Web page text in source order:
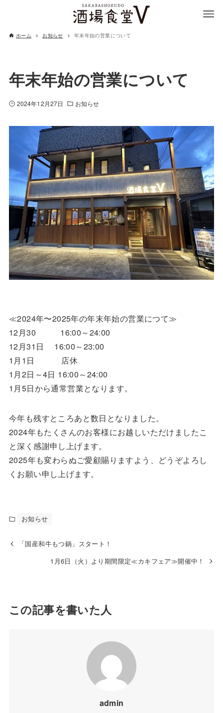
ホーム お知らせ 年末年始の営業について
年末年始の営業について
2024年12月27日 お知らせ
≪2024年〜2025年の年末年始の営業につて≫
12月30 16:00～24:00
12月31日 16:00～23:00
1月1日 店休
1月2日～4日 16:00～24:00
1月5日から通常営業となります。
今年も残すところあと数日となりました。
2024年もたくさんのお客様にお越しいただけましたこ
と深く感謝申し上げます。
2025年も変わらぬご愛顧賜りますよう、どうぞよろし
くお願い申し上げます。
お知らせ
「国産和牛もつ鍋」スタート！
1月6日（火）より期間限定≪カキフェア≫開催中！
この記事を書いた人
admin